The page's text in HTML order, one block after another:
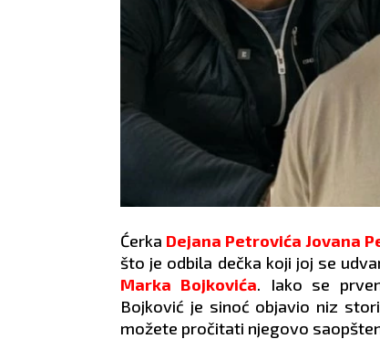
Ćerka Dejana Petrovića Jovana
što je odbila dečka koji joj se
Marka Bojkovića. Iako se
Bojković je sinoć objavio niz
možete pročitati njegovo